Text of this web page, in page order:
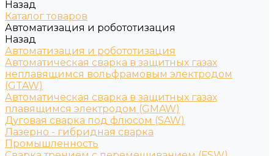
Назад
Каталог товаров
Автоматизация и робототизация
Назад
Автоматизация и робототизация
Автоматическая сварка в защитных газах
неплавящимся вольфрамовым электродом
(GTAW)
Автоматическая сварка в защитных газах
плавящимся электродом (GMAW)
Дуговая сварка под флюсом (SAW)
Лазерно - гибридная сварка
Промышленность